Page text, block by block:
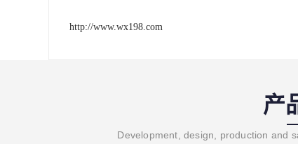
http://www.wx198.com
产
Development, design, production and